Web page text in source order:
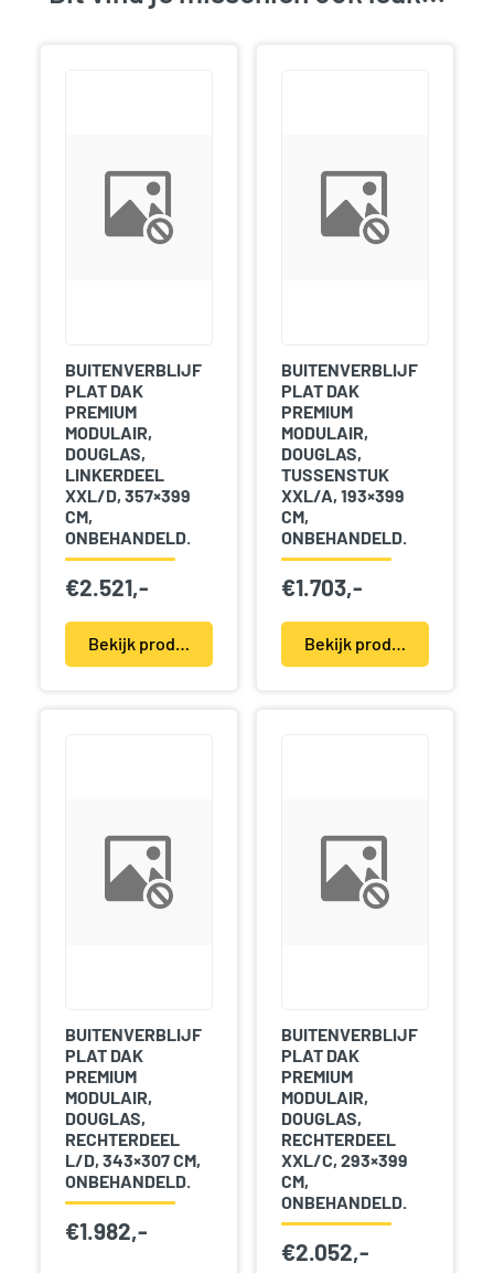
BUITENVERBLIJF
PLAT DAK
PREMIUM
MODULAIR,
DOUGLAS,
LINKERDEEL
XXL/D, 357×399
CM,
ONBEHANDELD.
€2.521,-
Bekijk product(en)
BUITENVERBLIJF
PLAT DAK
PREMIUM
MODULAIR,
DOUGLAS,
TUSSENSTUK
XXL/A, 193×399
CM,
ONBEHANDELD.
€1.703,-
Bekijk product(en)
BUITENVERBLIJF
PLAT DAK
PREMIUM
MODULAIR,
DOUGLAS,
RECHTERDEEL
L/D, 343×307 CM,
ONBEHANDELD.
€1.982,-
BUITENVERBLIJF
PLAT DAK
PREMIUM
MODULAIR,
DOUGLAS,
RECHTERDEEL
XXL/C, 293×399
CM,
ONBEHANDELD.
€2.052,-